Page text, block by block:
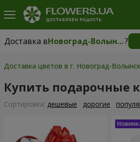
Доставка в Новоград-Волынский?
Доставка вНовоград-Волынский
Доставка цветов в г. Новоград-
Купить подарочные
Cортировка: дешевые дорогие